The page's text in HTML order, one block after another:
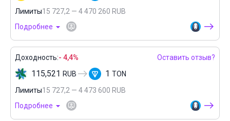
Лимиты15 727,2 — 4 470 260 RUB
Подробнее
Доходность:- 4,4% Оставить отзыв?
115,521 RUB 1 TON
Лимиты15 727,2 — 4 473 600 RUB
Подробнее